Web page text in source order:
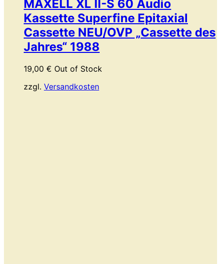
MAXELL XL II-S 60 Audio
Kassette Superfine Epitaxial
Cassette NEU/OVP „Cassette des
Jahres“ 1988
19,00 € Out of Stock
zzgl. Versandkosten